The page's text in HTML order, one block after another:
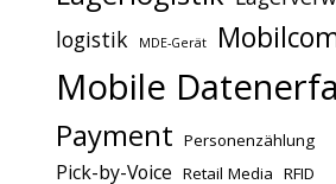
logistik
MDE-Gerät
Mobile
Payment Personenzählung
Pick-by-Voice Retail Media RFID